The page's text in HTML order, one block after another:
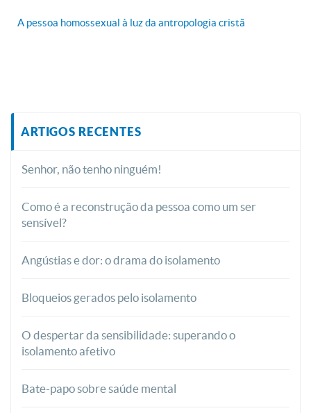
A pessoa homossexual à luz da antropologia cristã
ARTIGOS RECENTES
Senhor, não tenho ninguém!
Como é a reconstrução da pessoa como um ser
sensível?
Angústias e dor: o drama do isolamento
Bloqueios gerados pelo isolamento
O despertar da sensibilidade: superando o
isolamento afetivo
Bate-papo sobre saúde mental